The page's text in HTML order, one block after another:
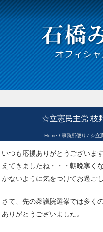
☆立憲民主党 枝
Home / 事務所便り / ☆立
いつも応援ありがとうございま
えてきましたね・・・朝晩寒く
かないように気をつけてお過ごし
さて、先の衆議院選挙では多く
ありがとうございました。